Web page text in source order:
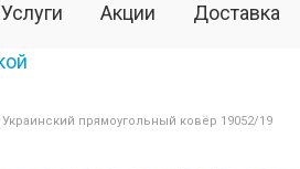
Услуги Акции Доставка
Украинский прямоугольный ковёр 19052/19